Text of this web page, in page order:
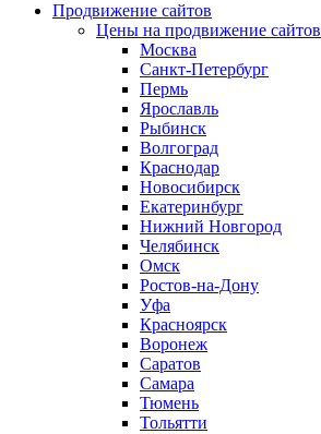
Продвижение сайтов
Цены на продвижение сайтов
Москва
Санкт-Петербург
Пермь
Ярославль
Рыбинск
Волгоград
Краснодар
Новосибирск
Екатеринбург
Нижний Новгород
Челябинск
Омск
Ростов-на-Дону
Уфа
Красноярск
Воронеж
Саратов
Самара
Тюмень
Тольятти